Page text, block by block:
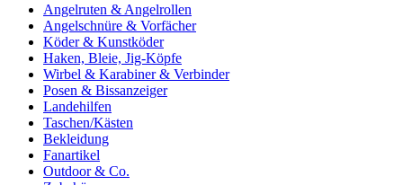
Angelruten & Angelrollen
Angelschnüre & Vorfächer
Köder & Kunstköder
Haken, Bleie, Jig-Köpfe
Wirbel & Karabiner & Verbinder
Posen & Bissanzeiger
Landehilfen
Taschen/Kästen
Bekleidung
Fanartikel
Outdoor & Co.